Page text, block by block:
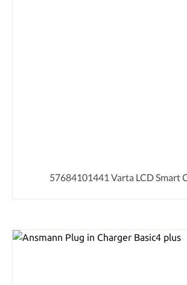
57684101441 Varta LCD Smart